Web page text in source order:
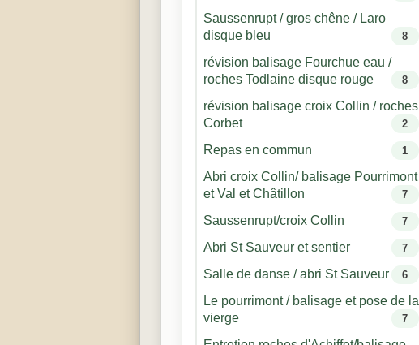
Saussenrupt / gros chêne / Laro
disque bleu
8
révision balisage Fourchue eau /
roches Todlaine disque rouge
8
révision balisage croix Collin / roches
Corbet
2
Repas en commun 1
Abri croix Collin/ balisage Pourrimont
et Val et Châtillon
7
Saussenrupt/croix Collin 7
Abri St Sauveur et sentier 7
Salle de danse / abri St Sauveur 6
Le pourrimont / balisage et pose de la
vierge
7